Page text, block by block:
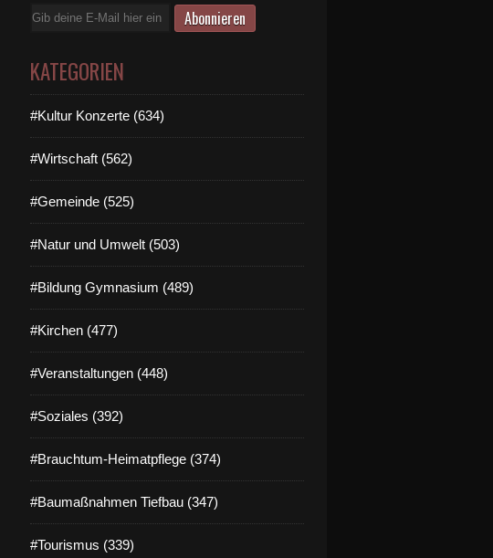
E-
KATEGORIEN
#Kultur Konzerte (634)
#Wirtschaft (562)
#Gemeinde (525)
#Natur und Umwelt (503)
#Bildung Gymnasium (489)
#Kirchen (477)
#Veranstaltungen (448)
#Soziales (392)
#Brauchtum-Heimatpflege (374)
#Baumaßnahmen Tiefbau (347)
#Tourismus (339)